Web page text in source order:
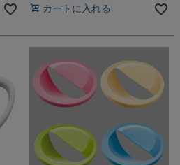
カートに入れる